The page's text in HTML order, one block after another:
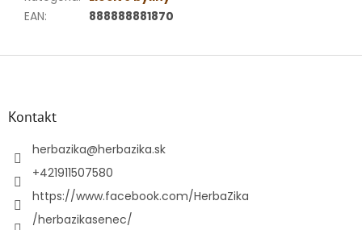
EAN: 888888881870
Kontakt
herbazika@herbazika.sk
+421911507580
https://www.facebook.com/HerbaZika
/herbazikasenec/